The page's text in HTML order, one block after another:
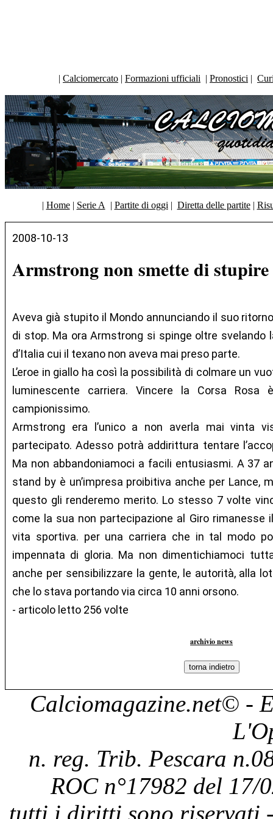
| Calciomercato | Formazioni ufficiali | Pronostici |
| Home| Serie A | Partite di oggi | Diretta delle partite|
2008-10-13
Armstrong non smette di stupire
Aveva già stupito il Mondo annunciando il suo
di stop. Ma ora Armstrong si spinge oltre svelando
d’Italia cui il texano non aveva mai preso parte.
L’eroe in giallo ha così la possibilità di colmare un
luminescente carriera. Vincere la Corsa
campionissimo.
Armstrong era l’unico a non averla mai vinta
partecipato. Adesso potrà addirittura tentare
Ma non abbandoniamoci a facili entusiasmi. A 37
stand by è un’impresa proibitiva anche per Lance,
questo gli renderemo merito. Lo stesso 7 volte
come la sua non partecipazione al Giro rimanesse
vita sportiva. per una carriera che in tal modo
impennata di gloria. Ma non dimentichiamoci
anche per sensibilizzare la gente, le autorità, alla
che lo stava portando via circa 10 anni orsono.
- articolo letto 256 volte
archivio news
Calciomagazine.net© -
n. reg. Trib. Pescara
ROC n°17982 del 17/
tutti i diritti sono riservati